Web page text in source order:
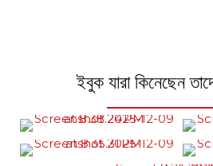
ইবুক যারা কিনেছেন